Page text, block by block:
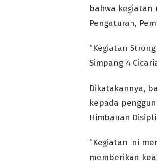
bahwa kegiatan
Pengaturan,
“Kegiatan
Simpang 4
Dikatakannya,
kepada
Himbauan
“Kegiatan ini
memberikan